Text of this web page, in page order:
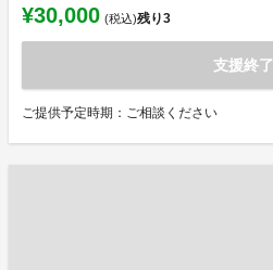
¥30,000 (税込)残り3
支援終了
ご提供予定時期：ご相談ください